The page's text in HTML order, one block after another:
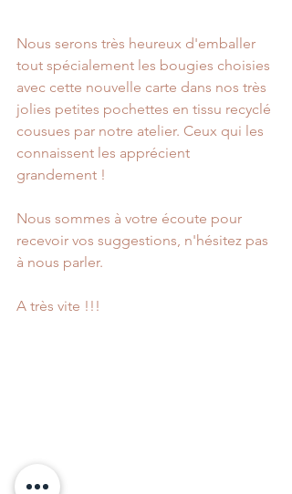
Nous serons très heureux d'emballer
tout spécialement les bougies choisies
avec cette nouvelle carte dans nos très
jolies petites pochettes en tissu recyclé
cousues par notre atelier. Ceux qui les
connaissent les apprécient
grandement !
Nous sommes à votre écoute pour
recevoir vos suggestions, n'hésitez pas
à nous parler.
A très vite !!!